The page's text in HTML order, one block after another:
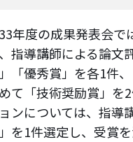
年度の成果発表会で
指導講師による論文
「優秀賞」を各1件
て「技術奨励賞」を
ンについては、指導
を1件選定し、受賞を